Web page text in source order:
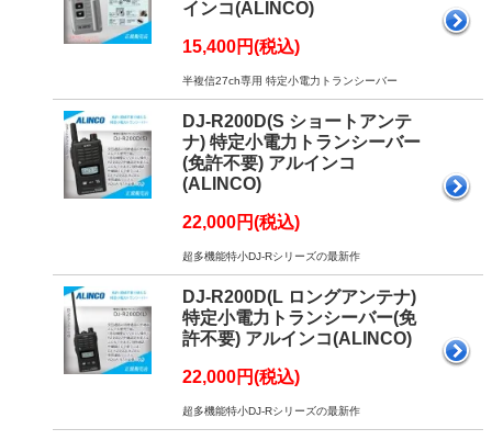
インコ(ALINCO)
15,400円(税込)
半複信27ch専用 特定小電力トランシーバー
DJ-R200D(S ショートアンテ
ナ) 特定小電力トランシーバー
(免許不要) アルインコ
(ALINCO)
22,000円(税込)
超多機能特小DJ-Rシリーズの最新作
DJ-R200D(L ロングアンテナ)
特定小電力トランシーバー(免
許不要) アルインコ(ALINCO)
22,000円(税込)
超多機能特小DJ-Rシリーズの最新作